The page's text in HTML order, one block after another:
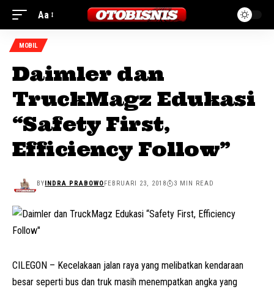
Aa
MOBIL
Daimler dan
TruckMagz Edukasi
“Safety First,
Efficiency Follow”
BYINDRA PRABOWOFEBRUARI 23, 2018 3 MIN READ
CILEGON – Kecelakaan jalan raya yang melibatkan kendaraan
besar seperti bus dan truk masih menempatkan angka yang